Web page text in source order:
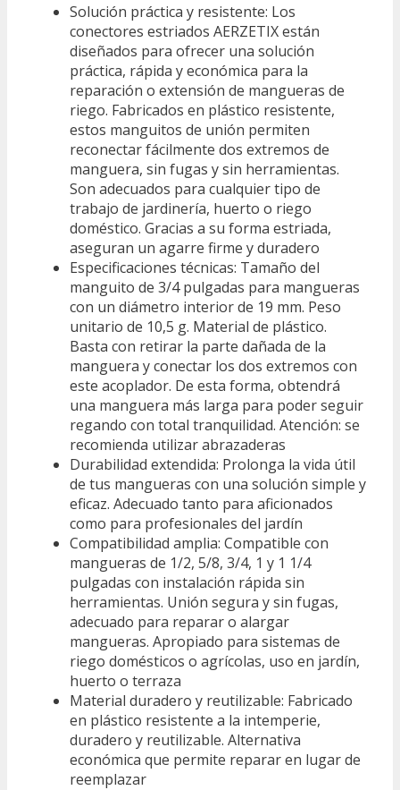
Solución práctica y resistente: Los
conectores estriados AERZETIX están
diseñados para ofrecer una solución
práctica, rápida y económica para la
reparación o extensión de mangueras de
riego. Fabricados en plástico resistente,
estos manguitos de unión permiten
reconectar fácilmente dos extremos de
manguera, sin fugas y sin herramientas.
Son adecuados para cualquier tipo de
trabajo de jardinería, huerto o riego
doméstico. Gracias a su forma estriada,
aseguran un agarre firme y duradero
Especificaciones técnicas: Tamaño del
manguito de 3/4 pulgadas para mangueras
con un diámetro interior de 19 mm. Peso
unitario de 10,5 g. Material de plástico.
Basta con retirar la parte dañada de la
manguera y conectar los dos extremos con
este acoplador. De esta forma, obtendrá
una manguera más larga para poder seguir
regando con total tranquilidad. Atención: se
recomienda utilizar abrazaderas
Durabilidad extendida: Prolonga la vida útil
de tus mangueras con una solución simple y
eficaz. Adecuado tanto para aficionados
como para profesionales del jardín
Compatibilidad amplia: Compatible con
mangueras de 1/2, 5/8, 3/4, 1 y 1 1/4
pulgadas con instalación rápida sin
herramientas. Unión segura y sin fugas,
adecuado para reparar o alargar
mangueras. Apropiado para sistemas de
riego domésticos o agrícolas, uso en jardín,
huerto o terraza
Material duradero y reutilizable: Fabricado
en plástico resistente a la intemperie,
duradero y reutilizable. Alternativa
económica que permite reparar en lugar de
reemplazar